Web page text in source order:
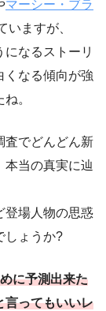
マーシー・ブラ
いますが、
なるストーリ
くなる傾向が強
。
査でどんどん新
本当の真実に辿
登場人物の思惑
しょうか?
に予測出来た
言ってもいいレ